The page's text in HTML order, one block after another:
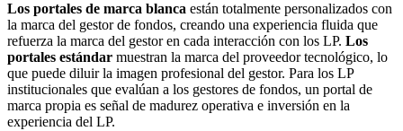
Los portales de marca blanca están totalmente personalizados con
la marca del gestor de fondos, creando una experiencia fluida que
refuerza la marca del gestor en cada interacción con los LP. Los
portales estándar muestran la marca del proveedor tecnológico, lo
que puede diluir la imagen profesional del gestor. Para los LP
institucionales que evalúan a los gestores de fondos, un portal de
marca propia es señal de madurez operativa e inversión en la
experiencia del LP.